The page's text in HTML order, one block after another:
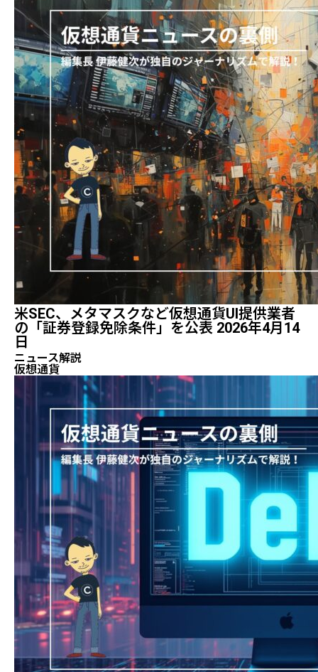
米SEC、メタマスクなど仮想通貨UI提供業者
の「証券登録免除条件」を公表 2026年4月14
日
ニュース解説
仮想通貨